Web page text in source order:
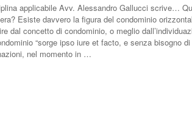
applicabile Avv. Alessandro Gallucci scrive…
Esiste davvero la figura del condominio
dal concetto di condominio, o meglio
“sorge ipso iure et facto, e senza bisogno
nel momento in …